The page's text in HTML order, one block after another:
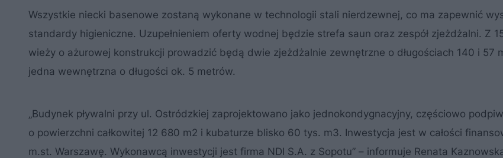
Wszystkie niecki basenowe zostaną wykonane w technologii stali nierdzewnej, co ma zapewnić
standardy higieniczne. Uzupełnieniem oferty wodnej będzie strefa saun oraz zespół zjeżdżalni. Z
wieży o ażurowej konstrukcji prowadzić będą dwie zjeżdżalnie zewnętrzne o długościach 140 i 57
jedna wewnętrzna o długości ok. 5 metrów.
„Budynek pływalni przy ul. Ostródzkiej zaprojektowano jako jednokondygnacyjny, częściowo
o powierzchni całkowitej 12 680 m2 i kubaturze blisko 60 tys. m3. Inwestycja jest w całości
m.st. Warszawę. Wykonawcą inwestycji jest firma NDI S.A. z Sopotu” – informuje Renata